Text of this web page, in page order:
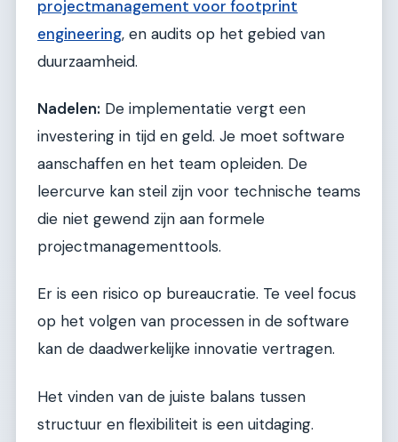
projectmanagement voor footprint
engineering, en audits op het gebied van
duurzaamheid.
Nadelen: De implementatie vergt een
investering in tijd en geld. Je moet software
aanschaffen en het team opleiden. De
leercurve kan steil zijn voor technische teams
die niet gewend zijn aan formele
projectmanagementtools.
Er is een risico op bureaucratie. Te veel focus
op het volgen van processen in de software
kan de daadwerkelijke innovatie vertragen.
Het vinden van de juiste balans tussen
structuur en flexibiliteit is een uitdaging.